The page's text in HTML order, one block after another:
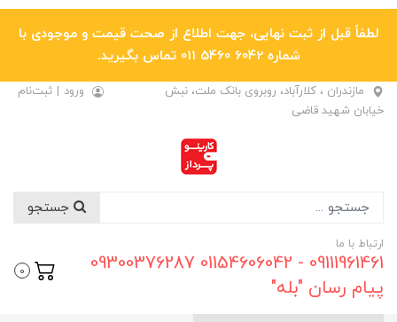
لطفاً قبل از ثبت نهایی، جهت اطلاع از صحت قیمت و موجودی با
شماره 6042 5460 011 تماس بگیرید.
مازندران ، کلارآباد، روبروی بانک ملت، نبش
خیابان شهید قاضی
ورود | ثبت‌نام
ارتباط با ما
09111961461 - 01154606042 09300376287
پیام رسان "بله"
0